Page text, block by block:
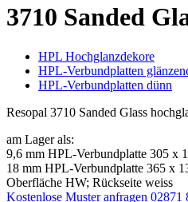
3710 Sanded
HPL Hochglanzdekore
HPL-Verbundplatten
HPL-Verbundplatten dünn
Resopal 3710 Sanded Glass
am Lager als:
9,6 mm HPL-Verbundplatte 305 x
18 mm HPL-Verbundplatte 365 x
Oberfläche HW; Rückseite weiss
Kostenlose Muster anfragen 02871